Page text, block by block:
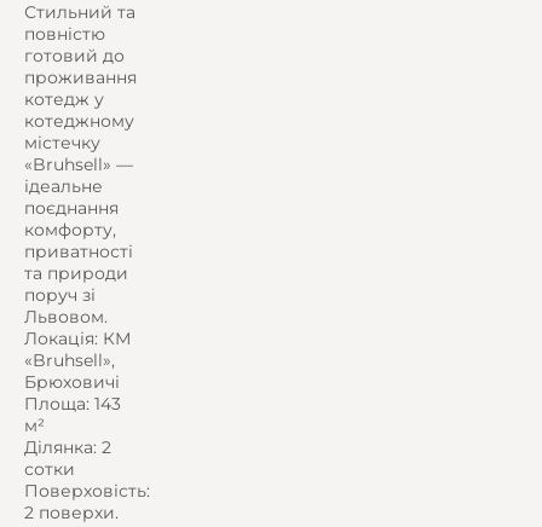
Стильний та
повністю
готовий до
проживання
котедж у
котеджному
містечку
«Bruhsell» —
ідеальне
поєднання
комфорту,
приватності
та природи
поруч зі
Львовом.
Локація: КМ
«Bruhsell»,
Брюховичі
Площа: 143
м²
Ділянка: 2
сотки
Поверховість:
2 поверхи.